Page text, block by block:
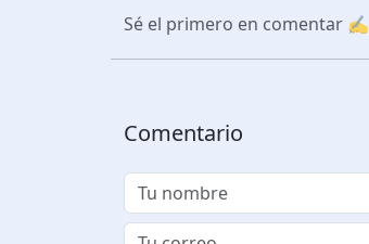
Sé el primero en comentar ✍️
Comentario